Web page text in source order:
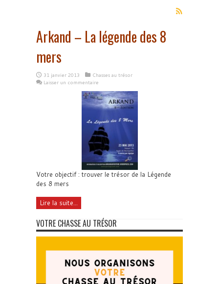
Arkand – La légende des 8
mers
31 janvier 2013
Chasses au trésor
Laisser un commentaire
Votre objectif : trouver le trésor de la Légende
des 8 mers
Lire la suite...
VOTRE CHASSE AU TRÉSOR